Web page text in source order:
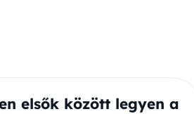
elsők között legyen a